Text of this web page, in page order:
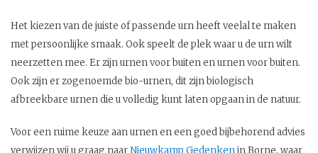
Het kiezen van de juiste of passende urn heeft veelal te maken
met persoonlijke smaak. Ook speelt de plek waar u de urn wilt
neerzetten mee. Er zijn urnen voor buiten en urnen voor buiten.
Ook zijn er zogenoemde bio-urnen, dit zijn biologisch
afbreekbare urnen die u volledig kunt laten opgaan in de natuur.
Voor een ruime keuze aan urnen en een goed bijbehorend advies
verwijzen wij u graag naarNieuwkamp Gedenkenin Borne, waar